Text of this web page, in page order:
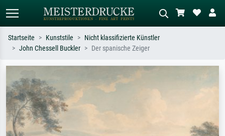
oder Stilen – z.B. Monet,
Sternennacht, Impressionismus, Welle
Hokusai, Akt.
Beschreiben Sie die Szene – z.B. Grüne
Wiese, Abstrakt mit viel Rot, Dunkles
Ölgemälde, Stehender Akt neben einem
Startseite Kunststile
Nicht klassifizierte Künstler
John Chessell Buckler
Der spanische Zeiger